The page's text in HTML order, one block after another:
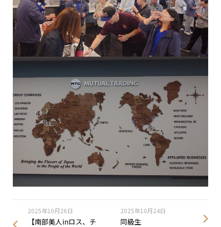
2025年10月26日
【南部美人inロス、チ
2025年10月24日
同級生